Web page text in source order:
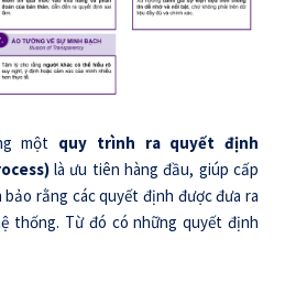
một quy trình ra quyết định
là ưu tiên hàng đầu, giúp cấp
rằng các quyết định được đưa ra
thống. Từ đó có những quyết định